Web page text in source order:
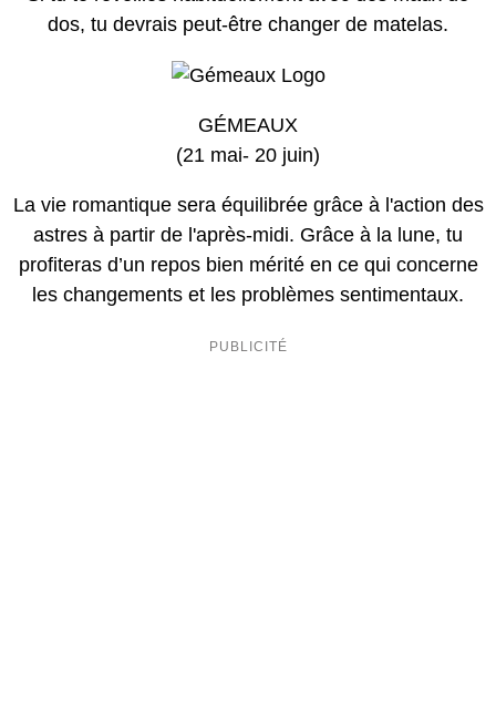
dos, tu devrais peut-être changer de matelas.
GÉMEAUX
(21 mai- 20 juin)
La vie romantique sera équilibrée grâce à l'action des
astres à partir de l'après-midi. Grâce à la lune, tu
profiteras d’un repos bien mérité en ce qui concerne
les changements et les problèmes sentimentaux.